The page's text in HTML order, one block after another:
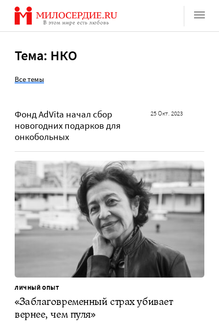
Перейти
содержанию
Тема: НКО
Все темы
Фонд AdVita начал сбор
новогодних подарков для
онкобольных
25 Окт. 2023
ЛИЧНЫЙ ОПЫТ
«Заблаговременный страх убивает
вернее, чем пуля»